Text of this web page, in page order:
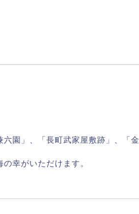
園」、「長町武家屋敷跡」、「金
幸がいただけます。